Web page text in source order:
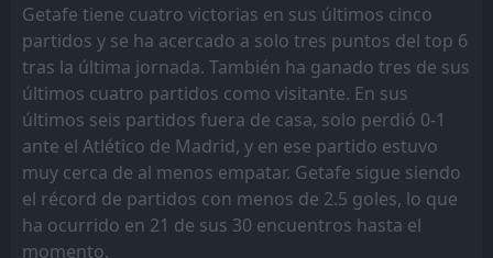
Getafe tiene cuatro victorias en sus últimos cinco
partidos y se ha acercado a solo tres puntos del top 6
tras la última jornada. También ha ganado tres de sus
últimos cuatro partidos como visitante. En sus
últimos seis partidos fuera de casa, solo perdió 0-1
ante el Atlético de Madrid, y en ese partido estuvo
muy cerca de al menos empatar. Getafe sigue siendo
el récord de partidos con menos de 2.5 goles, lo que
ha ocurrido en 21 de sus 30 encuentros hasta el
momento.